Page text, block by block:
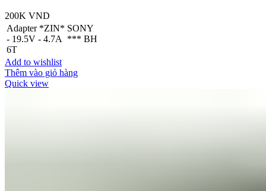
200K VND
Adapter *ZIN* SONY
- 19.5V - 4.7A *** BH
6T
Add to wishlist
Thêm vào giỏ hàng
Quick view